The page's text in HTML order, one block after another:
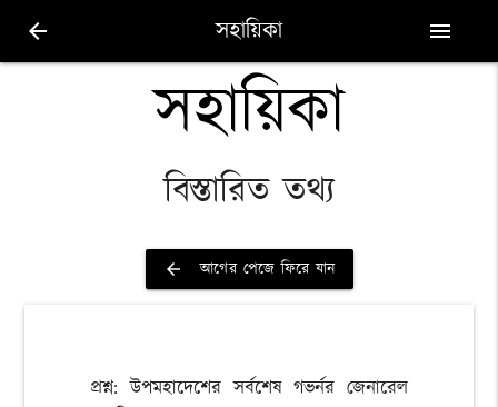
arrow_back সহায়িকা menu
সহায়িকা
বিস্তারিত তথ্য
arrow_back আগের পেজে ফিরে যান
প্রশ্ন: উপমহাদেশের সর্বশেষ গভর্নর জেনারেল